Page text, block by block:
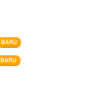
BARU
BARU